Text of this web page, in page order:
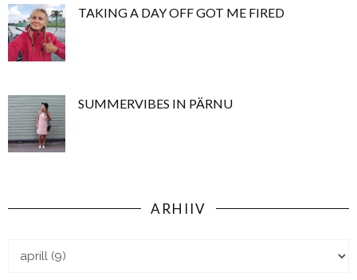
TAKING A DAY OFF GOT ME FIRED
SUMMERVIBES IN PÄRNU
ARHIIV